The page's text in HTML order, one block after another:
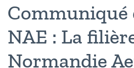
Communiqué
NAE : La
Normandie